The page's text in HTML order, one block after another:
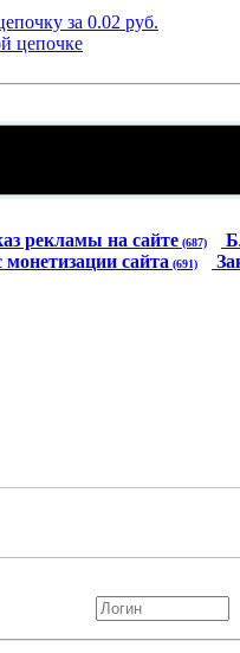
рекламы на сайте (687)
монетизации сайта (691)